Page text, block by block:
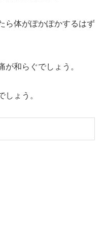
ら体がぽかぽかするはず
和らぐでしょう。
しょう。